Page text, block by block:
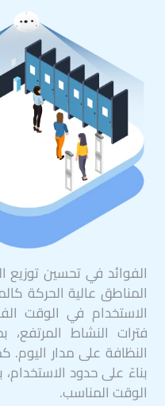
الفوائد في تحسين
المناطق عالية الحركة
الاستخدام في الوقت
فترات النشاط
النظافة على مدار اليوم.
بناءً على حدود
الوقت المناسب.